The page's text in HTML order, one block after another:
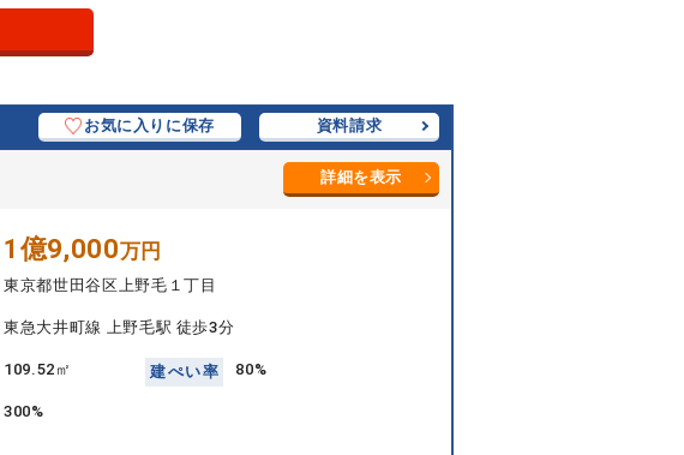
お気に入りに保存 資料請求
詳細を表示
1億9,000万円
東京都世田谷区上野毛１丁目
東急大井町線 上野毛駅 徒歩3分
109.52㎡ 建ぺい率 80%
300%